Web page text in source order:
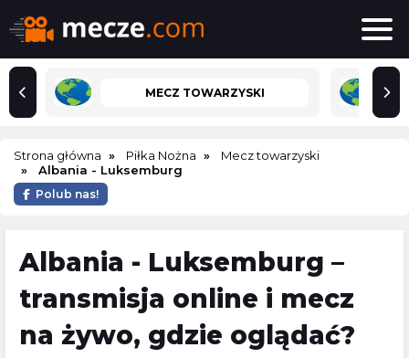
MECZ TOWARZYSKI
Strona główna Piłka Nożna
Mecz towarzyski
Albania - Luksemburg
Polub nas!
Albania - Luksemburg –
transmisja online i mecz
na żywo, gdzie oglądać?